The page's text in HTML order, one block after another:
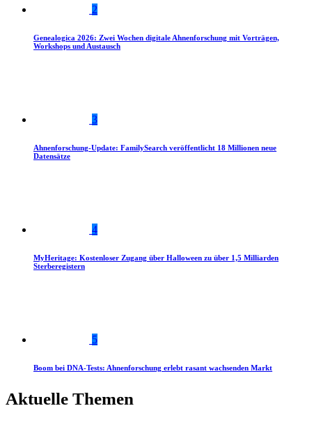
2
Genealogica 2026: Zwei Wochen digitale Ahnenforschung mit Vorträgen,
Workshops und Austausch
3
Ahnenforschung-Update: FamilySearch veröffentlicht 18 Millionen neue
Datensätze
4
MyHeritage: Kostenloser Zugang über Halloween zu über 1,5 Milliarden
Sterberegistern
5
Boom bei DNA-Tests: Ahnenforschung erlebt rasant wachsenden Markt
Aktuelle Themen